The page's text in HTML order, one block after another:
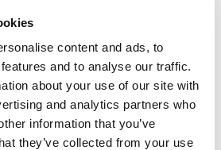
content and ads, to
and to analyse our traffic.
about your use of our site with
and analytics partners who
information that you’ve
they’ve collected from your use
- POLISHED GOLD